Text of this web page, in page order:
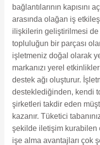
bağlantılarının kapısını
arasında olağan iş
ilişkilerin geliştirilmesi de
topluluğun bir parçası
işletmeniz doğal olarak
markanızı yerel
destek ağı oluşturur.
desteklediğinden, kendi
şirketleri takdir eden
kazanır. Tüketici
şekilde iletişim kurabilen
işe alma avantajları çok